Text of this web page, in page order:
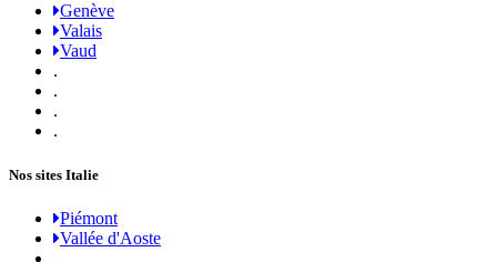
Genève
Valais
Vaud
.
.
.
.
Nos sites Italie
Piémont
Vallée d'Aoste
.